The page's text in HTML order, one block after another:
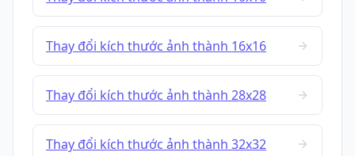
Thay đổi kích thước ảnh thành 16x16
Thay đổi kích thước ảnh thành 28x28
Thay đổi kích thước ảnh thành 32x32